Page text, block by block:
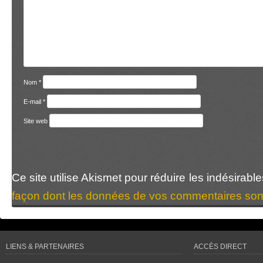
Nom *
E-mail *
Site web
Ce site utilise Akismet pour réduire les
façon dont les données de vos commentaires
LIENS & PARTENAIRES ACCÈS DIRECT